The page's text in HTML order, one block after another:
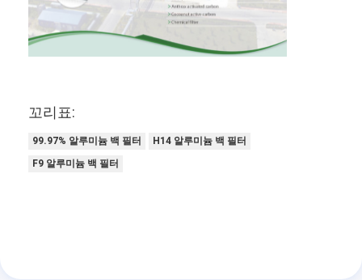
꼬리표:
99.97% 알루미늄 백 필터
H14 알루미늄 백 필터
F9 알루미늄 백 필터